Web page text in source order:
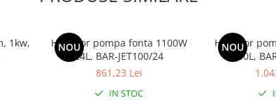
1kw,
NOU
Hidrofor pompa fonta 1100W
24L, BAR-JET100/24
861,23 Lei
IN STOC
NOU
Hidrofor
50L,